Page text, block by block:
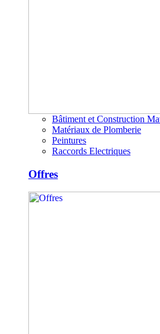
Bâtiment et Construction
Matériaux de Plomberie
Peintures
Raccords Electriques
Offres